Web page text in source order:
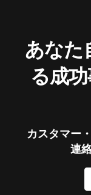
あなた
る成
カスタマー
連